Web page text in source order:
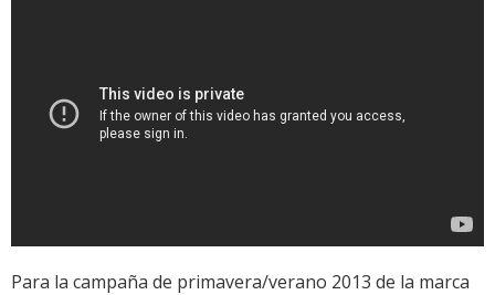
Para la campaña de primavera/verano 2013 de la marca